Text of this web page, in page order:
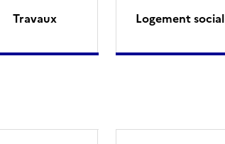
Travaux Logement social